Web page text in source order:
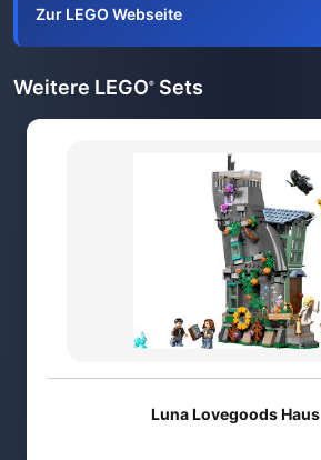
Zur LEGO Webseite
Weitere LEGO® Sets
Luna Lovegoods Haus